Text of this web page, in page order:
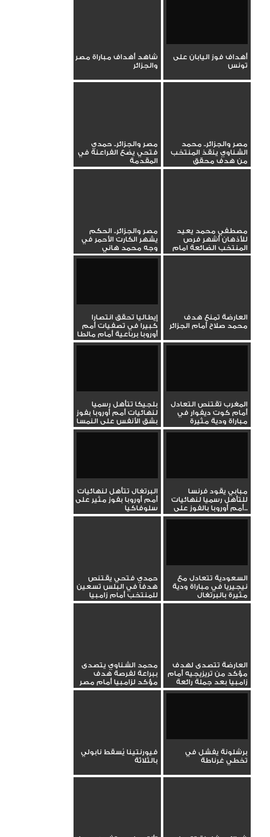
أهداف فوز اليابان على
تونس
شاهد أهداف مباراة مصر
والجزائر
مصر والجزائر.. محمد
الشناوي ينقذ المنتخب
من هدف محقق
مصر والجزائر.. حمدي
فتحي يضع الفراعنة في
المقدمة
مصطفي محمد يعيد
للأذهان أشهر فرص
المنتخب الضائعة امام
المغرب في...
مصر والجزائر.. الحكم
يشهر الكارت الأحمر في
وجه محمد هاني
العارضة تمنع هدف
محمد صلاح أمام الجزائر
إيطاليا تحقق انتصارا
كبيرا في تصفيات أمم
أوروبا برباعية أمام مالطا
المغرب تقتنص التعادل
أمام كوت ديفوار في
مباراة ودية مثيرة
بلجيكا تتأهل رسميا
لنهائيات أمم أوروبا بفوز
بشق الأنفس على النمسا
مبابي يقود فرنسا
للتأهل رسميا لنهائيات
أمم أوروبا بالفوز على...
البرتغال تتأهل لنهائيات
أمم أوروبا بفوز مثير على
سلوفاكيا
السعودية تتعادل مع
نيجيريا في مباراة ودية
مثيرة بالبرتغال
حمدي فتحي يقتنص
هدفا في البلس تسعين
للمنتخب أمام زامبيا
العارضة تتصدى لهدف
مؤكد من تريزيجيه أمام
زامبيا بعد جملة رائعة
محمد الشناوي يتصدى
ببراعة لفرصة هدف
مؤكد لزامبيا أمام مصر
برشلونة يفشل في
تخطي غرناطة
فيورنتينا يُسقط نابولي
بالثلاثة